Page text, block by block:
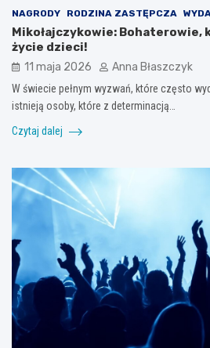
NAGRODY RODZINA ZASTĘPCZA
Mikołajczykowie: Bohaterowie,
życie dzieci!
11 maja 2026 Anna Błaszczyk
W świecie pełnym wyzwań, które często
istnieją osoby, które z determinacją…
Czytaj dalej